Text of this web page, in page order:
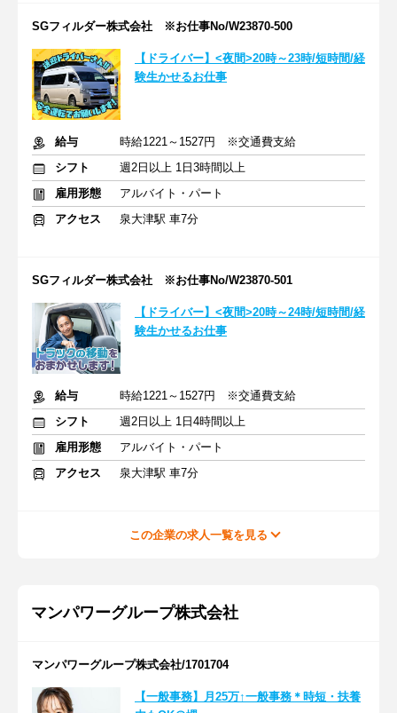
SGフィルダー株式会社 ※お仕事No/W23870-500
【ドライバー】<夜間>20時～23時/短時間/経
験生かせるお仕事
給与
時給1221～1527円 ※交通費支給
シフト
週2日以上 1日3時間以上
雇用形態
アルバイト・パート
アクセス
泉大津駅 車7分
SGフィルダー株式会社 ※お仕事No/W23870-501
【ドライバー】<夜間>20時～24時/短時間/経
験生かせるお仕事
給与
時給1221～1527円 ※交通費支給
シフト
週2日以上 1日4時間以上
雇用形態
アルバイト・パート
アクセス
泉大津駅 車7分
この企業の求人一覧を見る
マンパワーグループ株式会社
マンパワーグループ株式会社/1701704
【一般事務】月25万↑一般事務＊時短・扶養